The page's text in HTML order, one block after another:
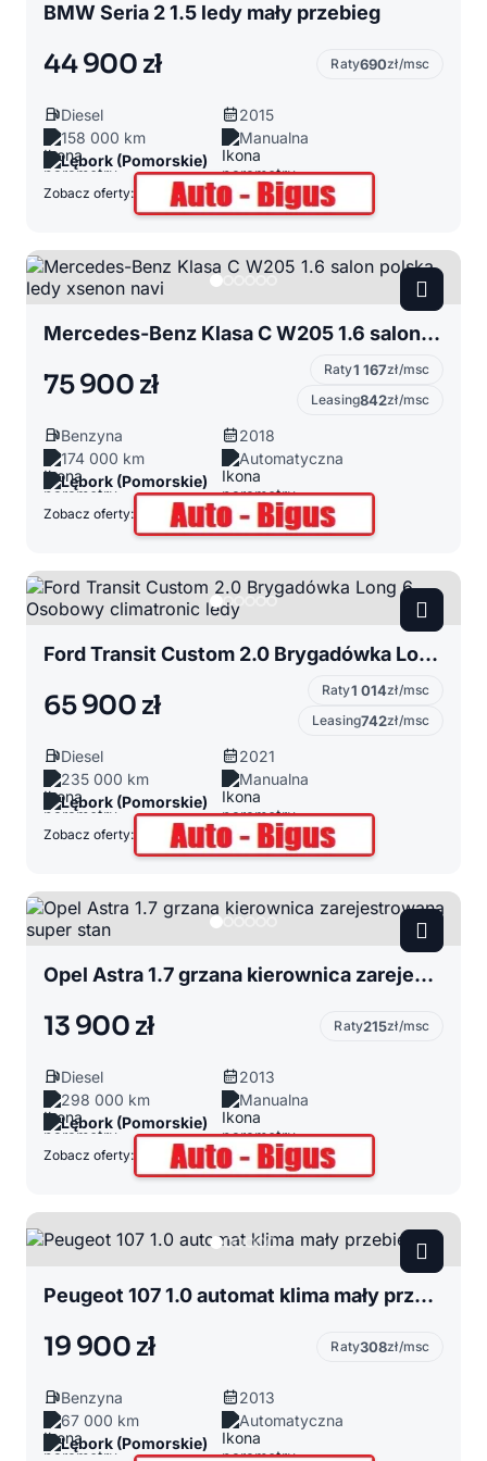
BMW Seria 2 1.5 ledy mały przebieg
44 900 zł Raty690zł/msc
Diesel
2015
158 000 km
Manualna
Lębork (Pomorskie)
Zobacz oferty:
Mercedes-Benz Klasa C W205 1.6 salon polska ledy xsenon navi
75 900 zł Raty1 167zł/msc
Leasing842zł/msc
Benzyna
2018
174 000 km
Automatyczna
Lębork (Pomorskie)
Zobacz oferty:
Ford Transit Custom 2.0 Brygadówka Long 6 Osobowy climatronic ledy
65 900 zł Raty1 014zł/msc
Leasing742zł/msc
Diesel
2021
235 000 km
Manualna
Lębork (Pomorskie)
Zobacz oferty:
Opel Astra 1.7 grzana kierownica zarejestrowana super stan
13 900 zł Raty215zł/msc
Diesel
2013
298 000 km
Manualna
Lębork (Pomorskie)
Zobacz oferty:
Peugeot 107 1.0 automat klima mały przebieg
19 900 zł Raty308zł/msc
Benzyna
2013
67 000 km
Automatyczna
Lębork (Pomorskie)